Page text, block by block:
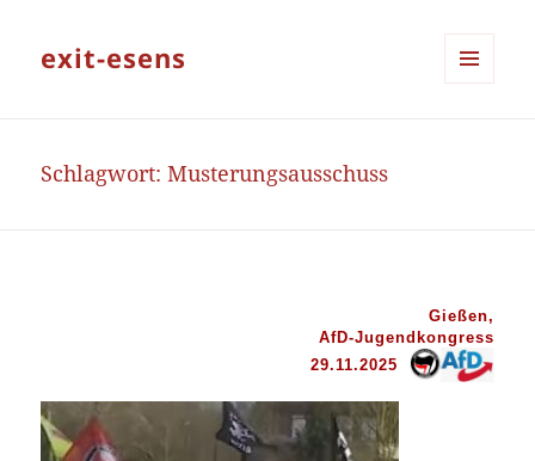
exit-esens
Schlagwort:Musterungsausschuss
Gießen,
AfD-Jugendkongress
29.11.2025